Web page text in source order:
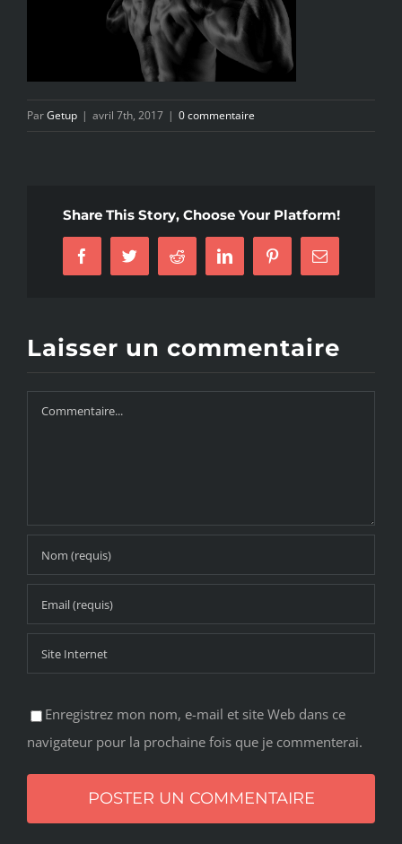
ParGetup | avril 7th, 2017 | 0 commentaire
Share This Story, Choose Your Platform!
FacebookTwitterReddit LinkedInPinterestEmail
Laisser un commentaire
Commentaire
Enregistrez mon nom, e-mail et site Web dans ce
navigateur pour la prochaine fois que je commenterai.